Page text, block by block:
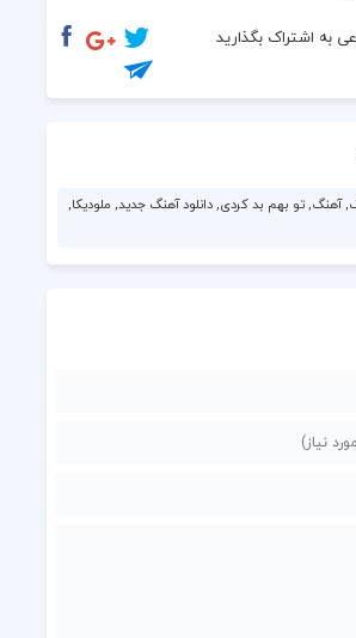
به اشتراک بگذارید
آهنگ, تو بهم بد کردی, دانلود آهنگ جدید, ملودیکا,